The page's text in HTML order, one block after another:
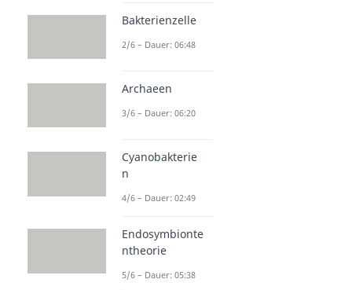
Bakterienzelle
2/6 – Dauer: 06:48
Archaeen
3/6 – Dauer: 06:20
Cyanobakterie
n
4/6 – Dauer: 02:49
Endosymbionte
ntheorie
5/6 – Dauer: 05:38